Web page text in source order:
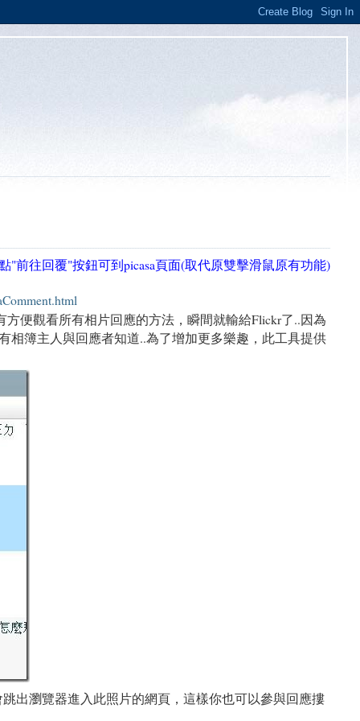
前往回覆"按鈕可到picasa頁面(取代原雙擊滑鼠原有功能)
便觀看所有相片回應的方法，瞬間就輸給Flickr了..因為
相簿主人與回應者知道..為了增加更多樂趣，此工具提供
跳出瀏覽器進入此照片的網頁，這樣你也可以參與回應摟